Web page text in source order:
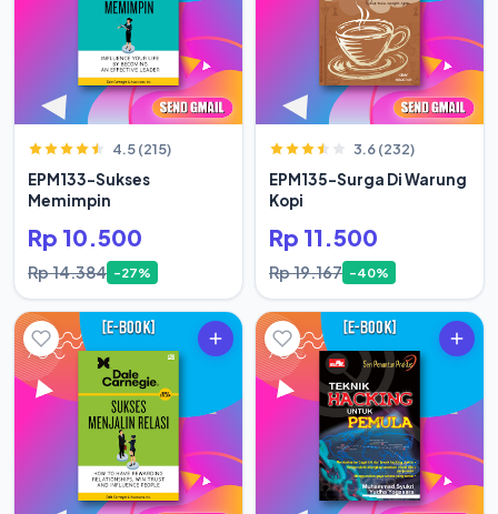
4.5 (215)
EPM133-Sukses
Memimpin
Rp 10.500
Rp 14.384 -27%
3.6 (232)
EPM135-Surga Di Warung
Kopi
Rp 11.500
Rp 19.167 -40%